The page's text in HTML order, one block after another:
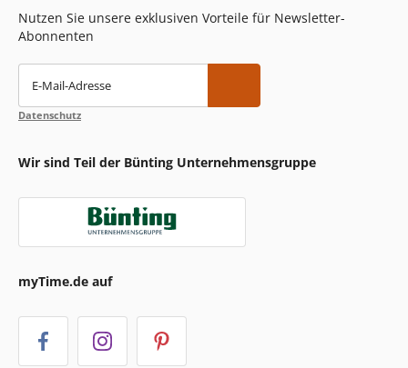
Nutzen Sie unsere exklusiven Vorteile für Newsletter-
Abonnenten
E-Mail-Adresse
Datenschutz
Wir sind Teil der Bünting Unternehmensgruppe
myTime.de auf